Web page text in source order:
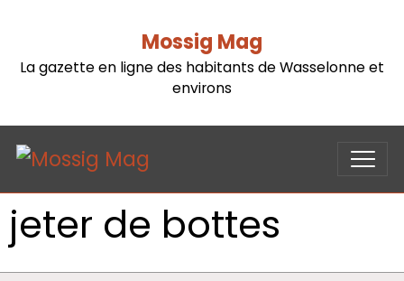
Mossig Mag
La gazette en ligne des habitants de Wasselonne et
environs
jeter de bottes